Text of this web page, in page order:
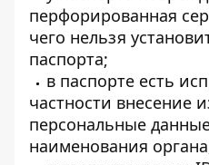
перфорированная
чего нельзя
паспорта;
в паспорте есть
частности внесение
персональные
наименования